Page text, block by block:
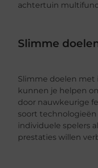
achtertuin
Slimme
Slimme doelen met
kunnen je helpen
door nauwkeurige
soort
individuele spelers
prestaties willen